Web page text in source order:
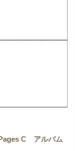
C アルバム